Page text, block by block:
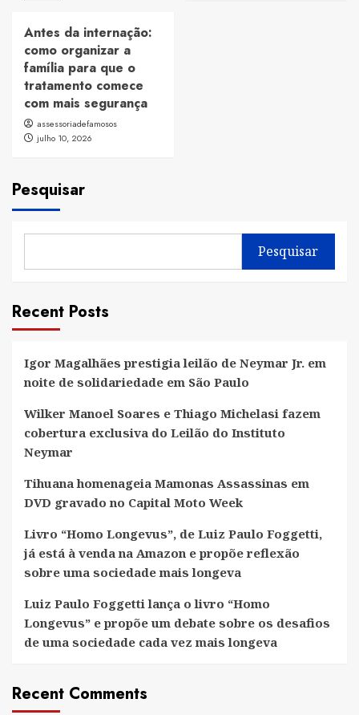
Antes da internação:
como organizar a
família para que o
tratamento comece
com mais segurança
assessoriadefamosos
julho 10, 2026
Pesquisar
Pesquisar
Recent Posts
Igor Magalhães prestigia leilão de Neymar Jr. em
noite de solidariedade em São Paulo
Wilker Manoel Soares e Thiago Michelasi fazem
cobertura exclusiva do Leilão do Instituto
Neymar
Tihuana homenageia Mamonas Assassinas em
DVD gravado no Capital Moto Week
Livro “Homo Longevus”, de Luiz Paulo Foggetti,
já está à venda na Amazon e propõe reflexão
sobre uma sociedade mais longeva
Luiz Paulo Foggetti lança o livro “Homo
Longevus” e propõe um debate sobre os desafios
de uma sociedade cada vez mais longeva
Recent Comments